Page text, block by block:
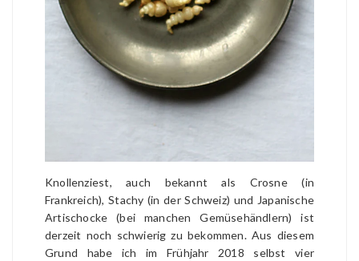
Knollenziest, auch bekannt als Crosne (in
Frankreich), Stachy (in der Schweiz) und Japanische
Artischocke (bei manchen Gemüsehändlern) ist
derzeit noch schwierig zu bekommen. Aus diesem
Grund habe ich im Frühjahr 2018 selbst vier